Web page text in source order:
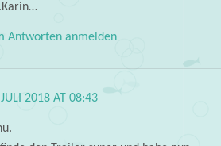
Antworten anmelden
2018 AT 08:43